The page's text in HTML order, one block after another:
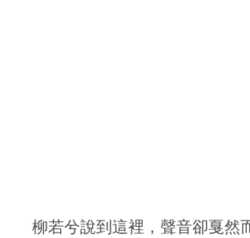
柳若兮說到這裡，聲音卻戛然